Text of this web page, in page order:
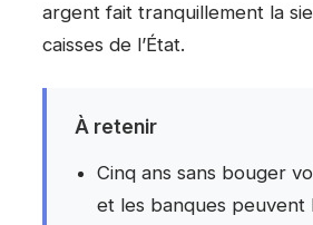
argent fait tranquillement la
caisses de l’État.
À retenir
Cinq ans sans bouger
et les banques peuvent